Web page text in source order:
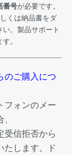
番号が必要です。
くは納品書をダ
。製品サポート
。
のご購入につ
フォンのメー
受信拒否から
たします。ド